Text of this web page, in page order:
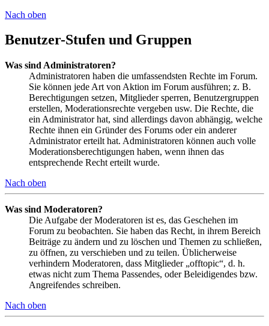
Nach oben
Benutzer-Stufen und Gruppen
Was sind Administratoren?
Administratoren haben die umfassendsten Rechte im Forum.
Sie können jede Art von Aktion im Forum ausführen; z. B.
Berechtigungen setzen, Mitglieder sperren, Benutzergruppen
erstellen, Moderationsrechte vergeben usw. Die Rechte, die
ein Administrator hat, sind allerdings davon abhängig, welche
Rechte ihnen ein Gründer des Forums oder ein anderer
Administrator erteilt hat. Administratoren können auch volle
Moderationsberechtigungen haben, wenn ihnen das
entsprechende Recht erteilt wurde.
Nach oben
Was sind Moderatoren?
Die Aufgabe der Moderatoren ist es, das Geschehen im
Forum zu beobachten. Sie haben das Recht, in ihrem Bereich
Beiträge zu ändern und zu löschen und Themen zu schließen,
zu öffnen, zu verschieben und zu teilen. Üblicherweise
verhindern Moderatoren, dass Mitglieder „offtopic“, d. h.
etwas nicht zum Thema Passendes, oder Beleidigendes bzw.
Angreifendes schreiben.
Nach oben